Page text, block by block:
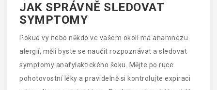
JAK SPRÁVNĚ SLEDOVAT
SYMPTOMY
Pokud vy nebo někdo ve vašem okolí má anamnézu
alergií, měli byste se naučit rozpoznávat a sledovat
symptomy anafylaktického šoku. Mějte po ruce
pohotovostní léky a pravidelně si kontrolujte expiraci